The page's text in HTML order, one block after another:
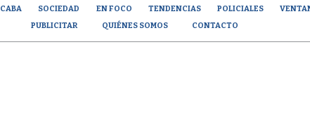
CABA SOCIEDAD EN FOCO TENDENCIAS POLICIALES
PUBLICITAR
QUIÉNES SOMOS CONTACTO